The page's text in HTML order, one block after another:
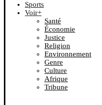
Sports
Voir+
Santé
Économie
Justice
Religion
Environnement
Genre
Culture
Afrique
Tribune